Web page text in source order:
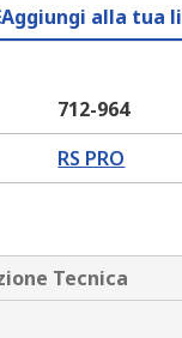
Aggiungi alla tua
712-964
RS PRO
Tecnica